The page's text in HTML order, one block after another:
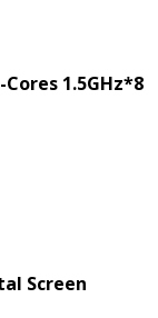
1.5GHz*8
Screen